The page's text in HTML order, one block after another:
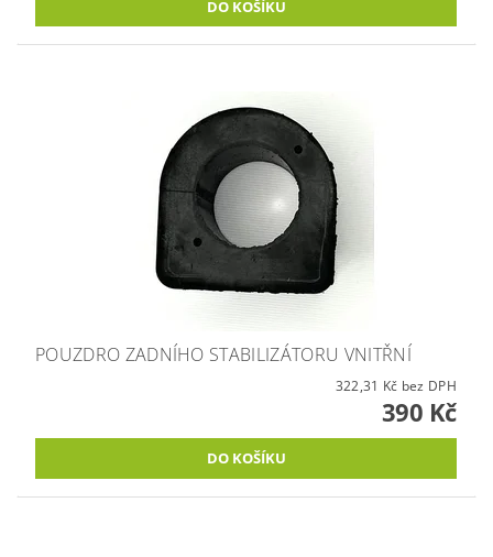
POUZDRO ZADNÍHO STABILIZÁTORU VNITŘNÍ
322,31 Kč bez DPH
390 Kč